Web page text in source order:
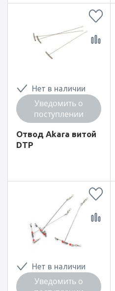
Нет в наличии
Уведомить о
поступлении
Отвод Akara витой
DTP
Нет в наличии
Уведомить о